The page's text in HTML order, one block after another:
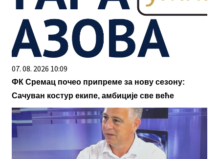
07. 08. 2026 10:09
ФК Сремац почео припреме за нову сезону:
Сачуван костур екипе, амбиције све веће